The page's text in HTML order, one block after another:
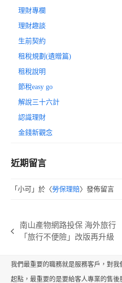
理財專欄
理財趣談
生前契約
租稅規劃(遺贈篇)
租稅說明
節稅easy go
解說三十六計
認識理財
金錢新觀念
近期留言
「小可 」於〈勞保理賠〉發佈留言
previous
南山產物網路投保 海外旅行
「旅行不便險」改版再升級
我們最重要的職務就是服務客戶，對
起點，最重要的是要給客人專業的售後